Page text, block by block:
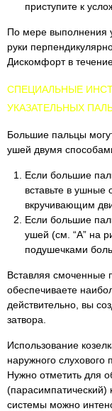
приступите к
По мере выполнения
руки
Дискомфорт в
CПЕЦИАЛЬНЫЕ
УКАЗАТЕЛЬНЫХ
Большие пальцы
ушей двумя
Если большие
вставьте в ушные
вкручивающим
Если большие
ушей (см. “А” на
подушечками
Вставляя смоченные
обеспечиваете
действительно, вы
затвора.
Использование
наружного слухового
Нужно отметить для
системы можно